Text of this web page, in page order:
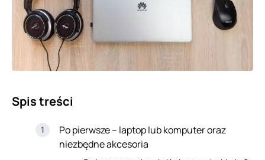
Spis treści
Po pierwsze – laptop lub komputer oraz
niezbędne akcesoria